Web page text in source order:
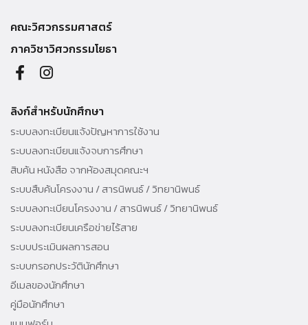
คณะวิศวกรรมศาสตร์
ภาควิชาวิศวกรรมโยธา
ลิงก์สำหรับนักศึกษา
ระบบลงทะเบียนแจ้งปัญหาการใช้งาน
ระบบลงทะเบียนแจ้งจบการศึกษา
สิบค้น หนังสือ จากห้องสมุดคณะฯ
ระบบสืบค้นโครงงาน / สารนิพนธ์ / วิทยานิพนธ์
ระบบลงทะเบียนโครงงาน / สารนิพนธ์ / วิทยานิพนธ์
ระบบลงทะเบียนเครือข่ายไร้สาย
ระบบประเมินผลการสอน
ระบบกรอกประวัตินักศึกษา
อีเมลของนักศึกษา
คู่มือนักศึกษา